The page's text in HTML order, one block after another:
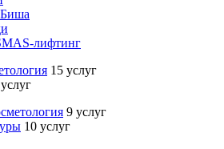
лифтинг
15 услуг
9 услуг
10 услуг